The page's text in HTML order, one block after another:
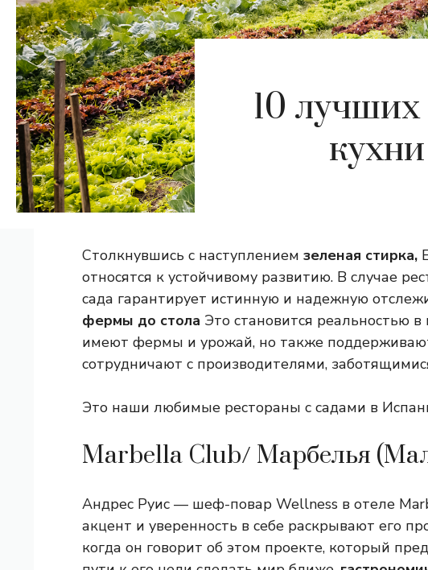
10
Столкнувшись с наступлением зеленая стирка,
относятся к устойчивому развитию. В случае
сада гарантирует истинную и надежную
фермы до стола Это становится реальностью
имеют фермы и урожай, но также
сотрудничают с производителями,
Это наши любимые рестораны с садами в
Marbella Club/ Марбелья
Андрес Руис — шеф-повар Wellness в отеле
акцент и уверенность в себе раскрывают его
когда он говорит об этом проекте, который